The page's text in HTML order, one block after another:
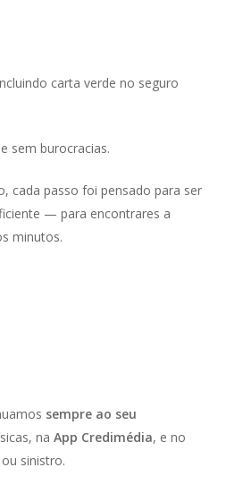
carta verde no seguro
sem burocracias.
cada passo foi pensado para ser
— para encontrares a
minutos.
sempre ao seu
na App Credimédia, e no
sinistro.